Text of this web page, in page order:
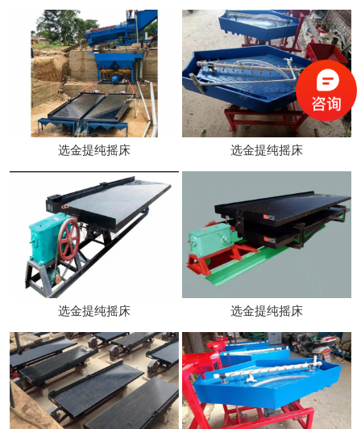
选金提纯摇床 选金提纯摇床
选金提纯摇床 选金提纯摇床